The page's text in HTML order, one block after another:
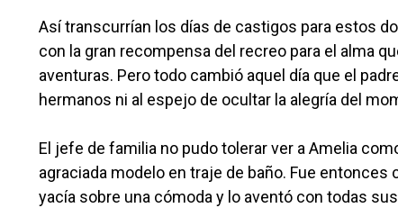
Así transcurrían los días de castigos para estos
con la gran recompensa del recreo para el alma
aventuras. Pero todo cambió aquel día que el
hermanos ni al espejo de ocultar la alegría del
El jefe de familia no pudo tolerar ver a Amelia
agraciada modelo en traje de baño. Fue
yacía sobre una cómoda y lo aventó con todas